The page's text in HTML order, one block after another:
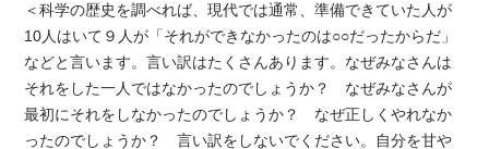
＜科学の歴史を調べれば、現代では通常、準備できていた人が
10人はいて９人が「それができなかったのは○○だったからだ」
などと言います。言い訳はたくさんあります。なぜみなさんは
それをした一人ではなかったのでしょうか？ なぜみなさんが
最初にそれをしなかったのでしょうか？ なぜ正しくやれなか
ったのでしょうか？ 言い訳をしないでください。自分を甘や